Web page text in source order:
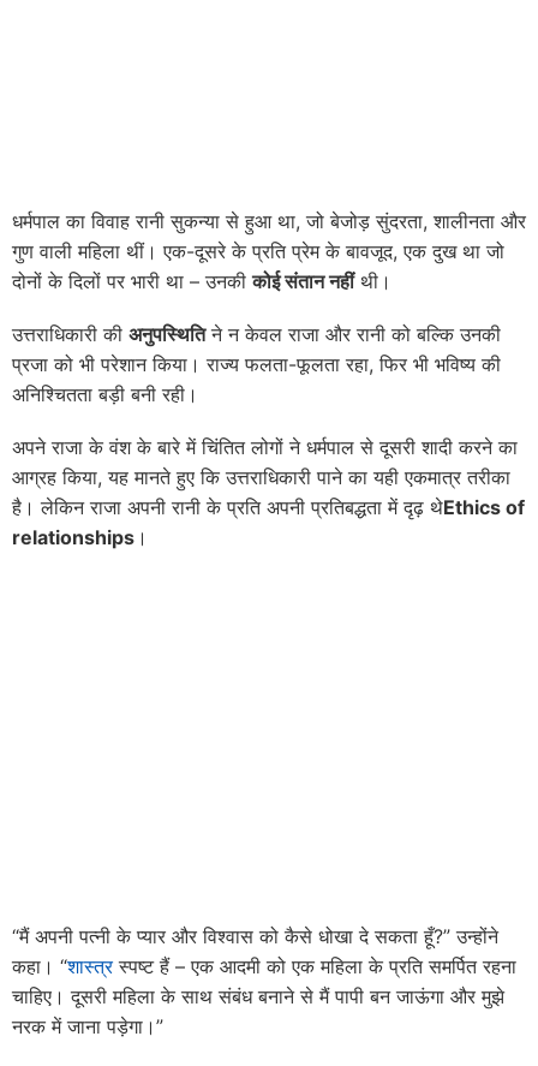
धर्मपाल का विवाह रानी सुकन्या से हुआ था, जो बेजोड़ सुंदरता, शालीनता और
गुण वाली महिला थीं। एक-दूसरे के प्रति प्रेम के बावजूद, एक दुख था जो
दोनों के दिलों पर भारी था – उनकीकोई संतान नहींथी।
उत्तराधिकारी की अनुपस्थितिने न केवल राजा और रानी को बल्कि उनकी
प्रजा को भी परेशान किया। राज्य फलता-फूलता रहा, फिर भी भविष्य की
अनिश्चितता बड़ी बनी रही।
अपने राजा के वंश के बारे में चिंतित लोगों ने धर्मपाल से दूसरी शादी करने का
आग्रह किया, यह मानते हुए कि उत्तराधिकारी पाने का यही एकमात्र तरीका
है। लेकिन राजा अपनी रानी के प्रति अपनी प्रतिबद्धता में दृढ़ थेEthics of
relationships ।
“मैं अपनी पत्नी के प्यार और विश्वास को कैसे धोखा दे सकता हूँ?” उन्होंने
कहा। “शास्त्रस्पष्ट हैं – एक आदमी को एक महिला के प्रति समर्पित रहना
चाहिए। दूसरी महिला के साथ संबंध बनाने से मैं पापी बन जाऊंगा और मुझे
नरक में जाना पड़ेगा।”